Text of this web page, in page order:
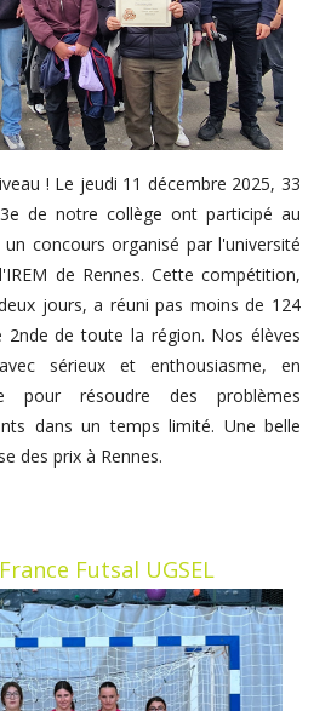
! Le jeudi 11 décembre 2025, 33
de notre collège ont participé au
concours organisé par l'université
de Rennes. Cette compétition,
jours, a réuni pas moins de 124
2nde de toute la région. Nos élèves
sérieux et enthousiasme, en
pour résoudre des problèmes
dans un temps limité. Une belle
des prix à Rennes.
Futsal UGSEL